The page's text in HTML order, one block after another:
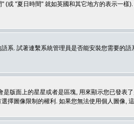
或 "夏日時間" 就如英國和其它地方的表示一
系. 試著連繫系統管理員是否能安裝您需要的
版面上的星星或者是區塊, 用來顯示您已發
擇圖像限制的權利. 如果您無法使用個人圖像,